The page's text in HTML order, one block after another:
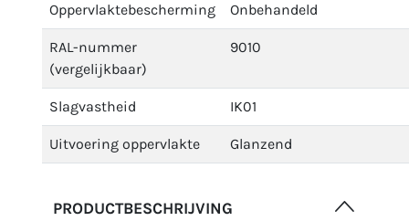
Oppervlaktebescherming Onbehandeld
RAL-nummer
(vergelijkbaar)
9010
Slagvastheid IK01
Uitvoering oppervlakte Glanzend
PRODUCTBESCHRIJVING